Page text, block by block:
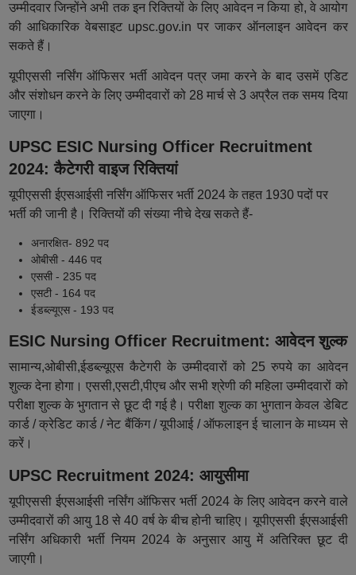
उम्मीदवार जिन्होंने अभी तक इन रिक्तियों के लिए आवेदन न किया हो, वे आयोग
की आधिकारिक वेबसाइट upsc.gov.in पर जाकर ऑनलाइन आवेदन कर
सकते हैं।
यूपीएससी नर्सिंग ऑफिसर भर्ती आवेदन पत्र जमा करने के बाद उसमें एडिट
और संशोधन करने के लिए उम्मीदवारों को 28 मार्च से 3 अप्रैल तक समय दिया
जाएगा।
UPSC ESIC Nursing Officer Recruitment
2024: कैटेगरी वाइज रिक्तियां
यूपीएससी ईएसआईसी नर्सिंग ऑफिसर भर्ती 2024 के तहत 1930 पदों पर
भर्ती की जानी है। रिक्तियों की संख्या नीचे देख सकते हैं-
अनारक्षित- 892 पद
ओबीसी - 446 पद
एससी - 235 पद
एसटी - 164 पद
ईडब्ल्यूएस - 193 पद
ESIC Nursing Officer Recruitment: आवेदन शुल्क
सामान्य,ओबीसी,ईडब्ल्यूएस कैटेगरी के उम्मीदवारों को 25 रुपये का आवेदन
शुल्क देना होगा। एससी,एसटी,पीएच और सभी श्रेणी की महिला उम्मीदवारों को
परीक्षा शुल्क के भुगतान से छूट दी गई है। परीक्षा शुल्क का भुगतान केवल डेबिट
कार्ड / क्रेडिट कार्ड / नेट बैंकिंग / यूपीआई / ऑफलाइन ई चालान के माध्यम से
करें।
UPSC Recruitment 2024: आयुसीमा
यूपीएससी ईएसआईसी नर्सिंग ऑफिसर भर्ती 2024 के लिए आवेदन करने वाले
उम्मीदवारों की आयु 18 से 40 वर्ष के बीच होनी चाहिए। यूपीएससी ईएसआईसी
नर्सिंग अधिकारी भर्ती नियम 2024 के अनुसार आयु में अतिरिक्त छूट दी
जाएगी।